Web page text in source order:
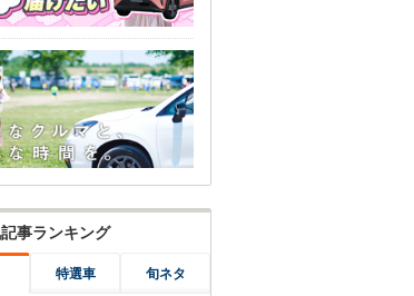
記事ランキング
特選車 旬ネタ